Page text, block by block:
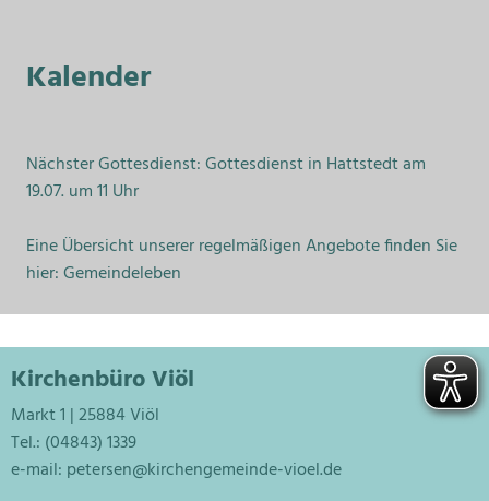
Kalender
Nächster Gottesdienst: Gottesdienst in Hattstedt am
19.07. um 11 Uhr
Eine Übersicht unserer regelmäßigen Angebote finden Sie
hier:Gemeindeleben
Kirchenbüro Viöl
Markt 1 | 25884 Viöl
Tel.: (04843) 1339
e-mail: petersen@kirchengemeinde-vioel.de